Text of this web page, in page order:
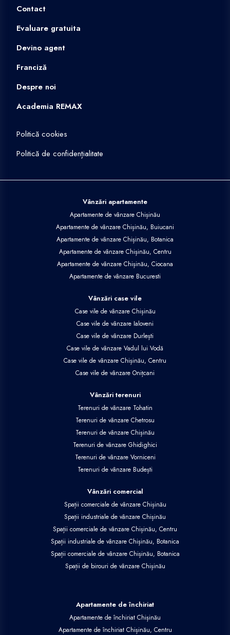
Contact
Evaluare gratuita
Devino agent
Franciză
Despre noi
Academia REMAX
Politică cookies
Politică de confidențialitate
Vânzări apartamente
Apartamente de vânzare Chișinău
Apartamente de vânzare Chișinău, Buiucani
Apartamente de vânzare Chișinău, Botanica
Apartamente de vânzare Chișinău, Centru
Apartamente de vânzare Chișinău, Ciocana
Apartamente de vânzare Bucuresti
Vânzări case vile
Case vile de vânzare Chișinău
Case vile de vânzare Ialoveni
Case vile de vânzare Durlești
Case vile de vânzare Vadul lui Vodă
Case vile de vânzare Chișinău, Centru
Case vile de vânzare Onițcani
Vânzări terenuri
Terenuri de vânzare Tohatin
Terenuri de vânzare Chetrosu
Terenuri de vânzare Chișinău
Terenuri de vânzare Ghidighici
Terenuri de vânzare Vorniceni
Terenuri de vânzare Budești
Vânzări comercial
Spații comerciale de vânzare Chișinău
Spații industriale de vânzare Chișinău
Spații comerciale de vânzare Chișinău, Centru
Spații industriale de vânzare Chișinău, Botanica
Spații comerciale de vânzare Chișinău, Botanica
Spații de birouri de vânzare Chișinău
Apartamente de închiriat
Apartamente de închiriat Chișinău
Apartamente de închiriat Chișinău, Centru